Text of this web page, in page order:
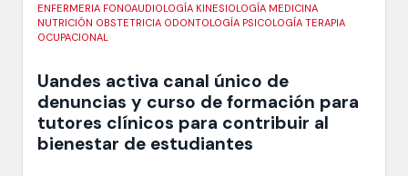
ENFERMERIA FONOAUDIOLOGÍA KINESIOLOGÍA MEDICINA
NUTRICIÓN OBSTETRICIA ODONTOLOGÍA PSICOLOGÍA TERAPIA
OCUPACIONAL
Uandes activa canal único de
denuncias y curso de formación para
tutores clínicos para contribuir al
bienestar de estudiantes